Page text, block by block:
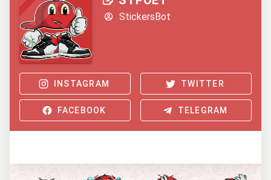
StickersBot
INSTAGRAM TWITTER
FACEBOOK TELEGRAM